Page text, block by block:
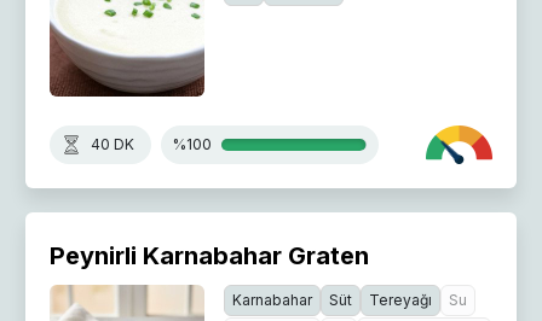
40 DK %100
Peynirli Karnabahar Graten
Karnabahar Süt Tereyağı
Su